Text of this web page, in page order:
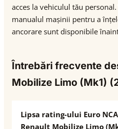
acces la vehiculul tău
manualul mașinii pentru a
ancorare sunt disponibile
Întrebări frecvente
Mobilize Limo (Mk1)
Lipsa rating-ului Euro
Renault Mobilize Limo